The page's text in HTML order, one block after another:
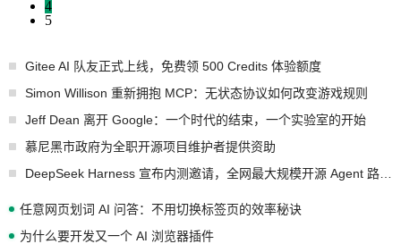
4
5
Gitee AI 队友正式上线，免费领 500 Credits 体验额度
Simon Willison 重新拥抱 MCP：无状态协议如何改变游戏规则
Jeff Dean 离开 Google：一个时代的结束，一个实验室的开始
慕尼黑市政府为全职开源项目维护者提供资助
任意网页划词 AI 问答：不用切换标签页的效率秘诀
为什么要开发又一个 AI 浏览器插件